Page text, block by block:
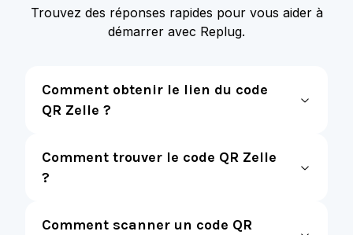
Trouvez des réponses rapides pour vous aider à
démarrer avec Replug.
Comment obtenir le lien du code
QR Zelle ?
Comment trouver le code QR Zelle
?
Comment scanner un code QR